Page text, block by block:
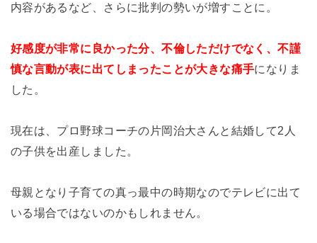
内容があるなど、さらに批判の勢いが増すことに。
好感度が非常に良かった分、不倫しただけでなく、不謹
慎な言動が表に出てしまったことが大きな痛手になりま
した。
現在は、プロ野球コーチの片岡治大さんと結婚して2人
の子供を出産しました。
母親となり子育ての真っ最中の時期なのでテレビに出て
いる場合ではないのかもしれません。